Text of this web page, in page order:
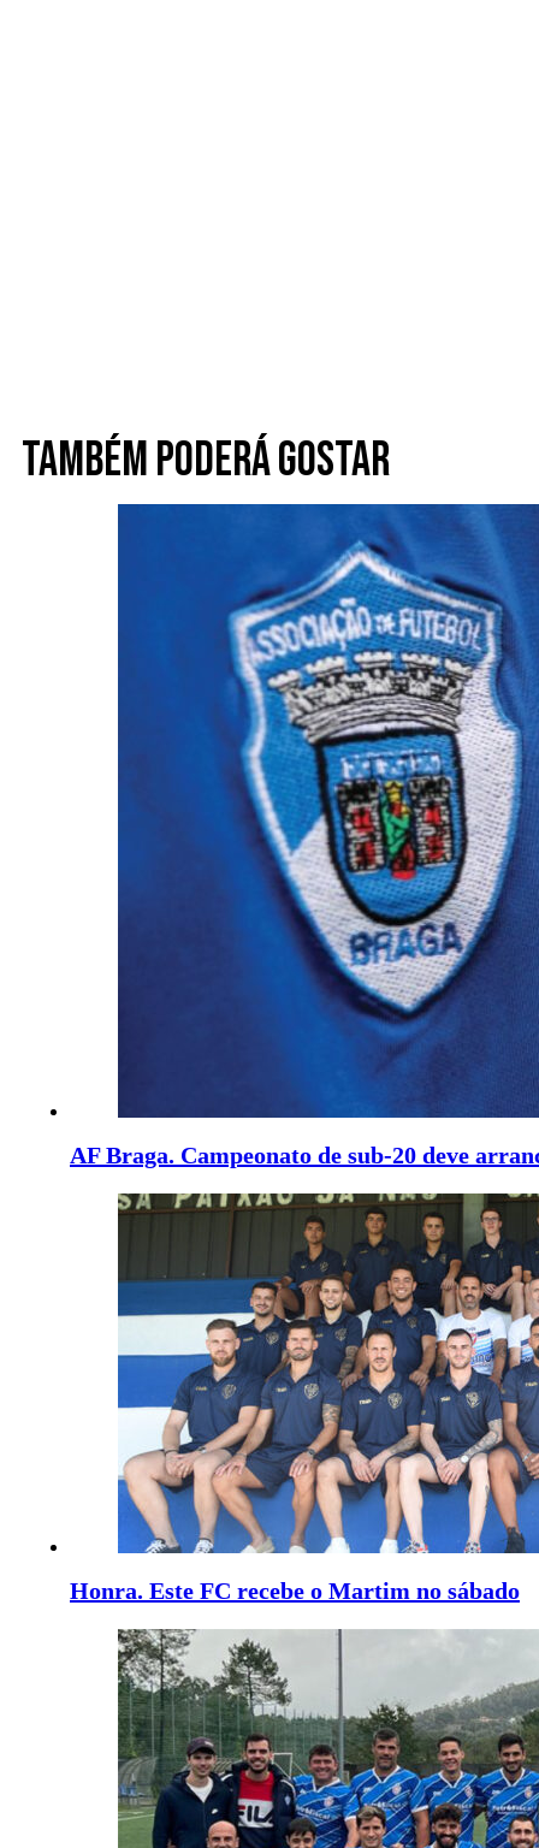
Também poderá gostar
AF Braga. Campeonato de sub-20 deve
Honra. Este FC recebe o Martim no sábado